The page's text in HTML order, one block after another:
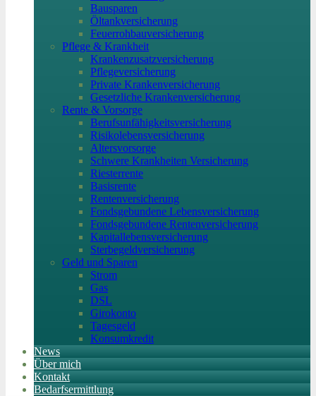
Bausparen
Öltankversicherung
Feuerrohbauversicherung
Pflege & Krankheit
Krankenzusatzversicherung
Pflegeversicherung
Private Krankenversicherung
Gesetzliche Krankenversicherung
Rente & Vorsorge
Berufs­unfähigkeitsversicherung
Risikolebensversicherung
Altersvorsorge
Schwere Krankheiten Versicherung
Riesterrente
Basisrente
Rentenversicherung
Fondsgebundene Lebensversicherung
Fondsgebundene Rentenversicherung
Kapitallebensversicherung
Sterbegeldversicherung
Geld und Sparen
Strom
Gas
DSL
Girokonto
Tagesgeld
Konsumkredit
News
Über mich
Kontakt
Bedarfsermittlung